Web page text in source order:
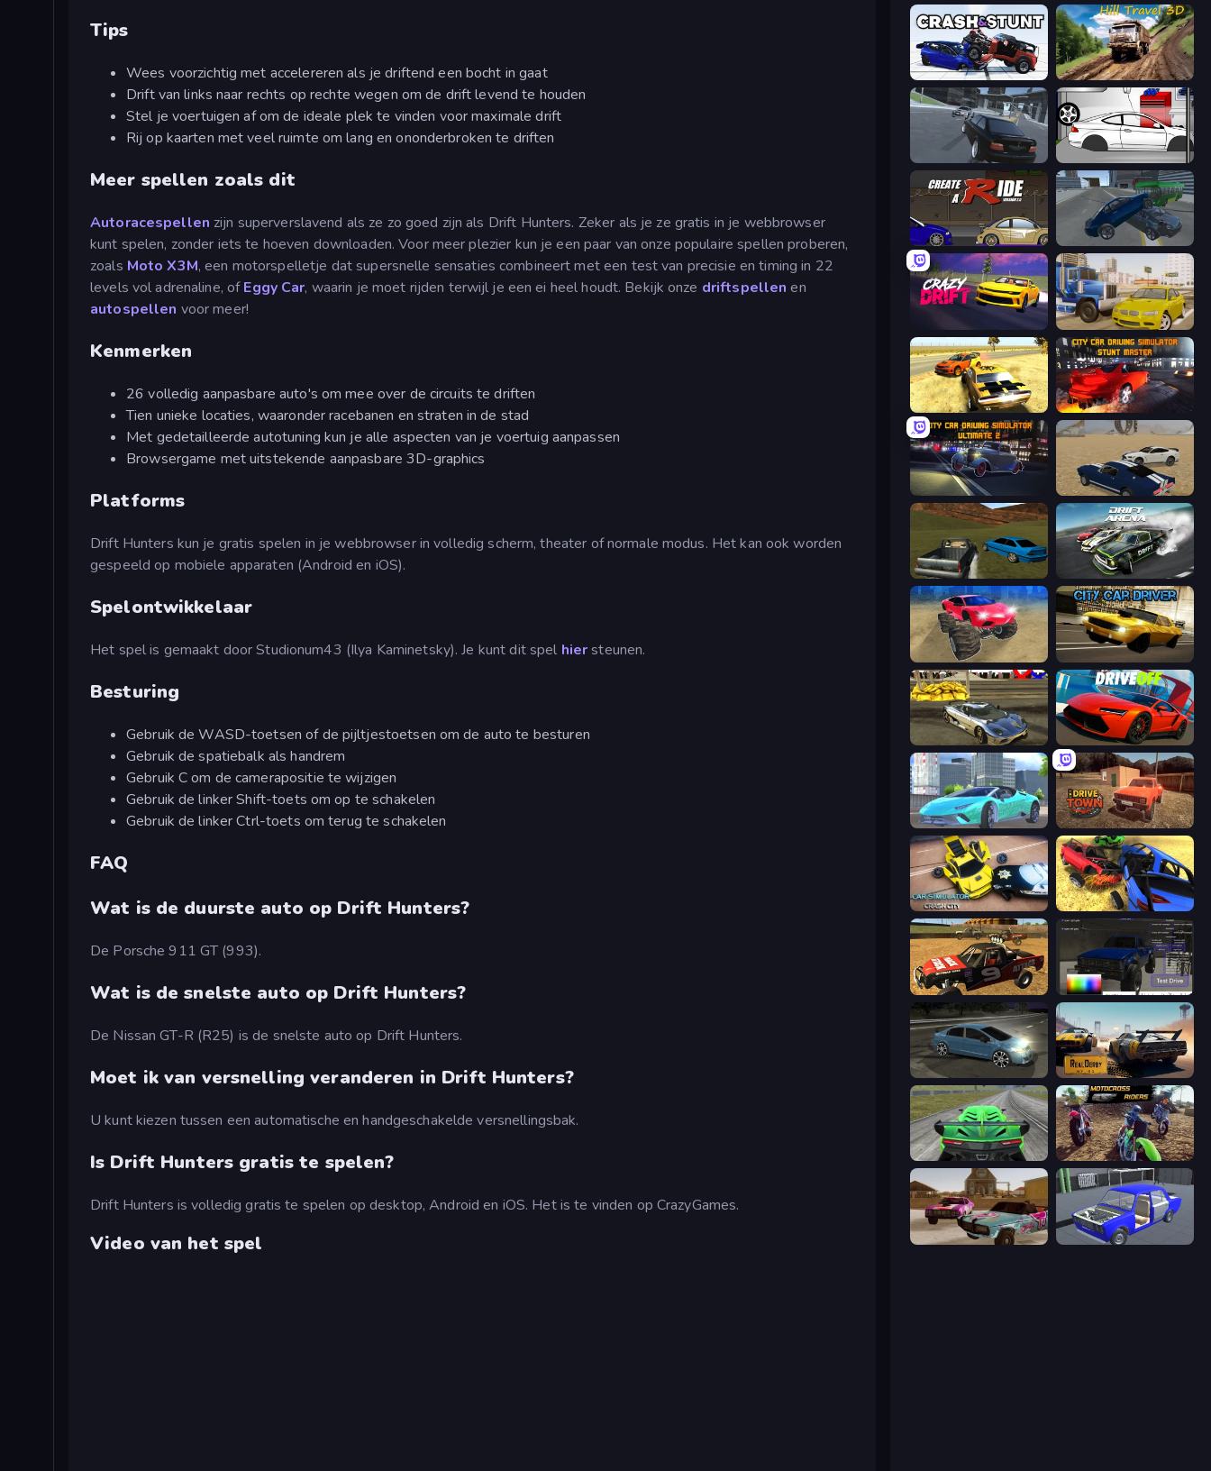
Tips
Wees voorzichtig met accelereren als je driftend een bocht in gaat
Drift van links naar rechts op rechte wegen om de drift levend te houden
Stel je voertuigen af om de ideale plek te vinden voor maximale drift
Rij op kaarten met veel ruimte om lang en ononderbroken te driften
Meer spellen zoals dit
Autoracespellen zijn superverslavend als ze zo goed zijn als Drift Hunters. Zeker als je ze gratis in je webbrowser
kunt spelen, zonder iets te hoeven downloaden. Voor meer plezier kun je een paar van onze populaire spellen proberen,
zoals Moto X3M, een motorspelletje dat supersnelle sensaties combineert met een test van precisie en timing in 22
levels vol adrenaline, ofEggy Car, waarin je moet rijden terwijl je een ei heel houdt. Bekijk onze driftspellen en
autospellen voor meer!
Kenmerken
26 volledig aanpasbare auto's om mee over de circuits te driften
Tien unieke locaties, waaronder racebanen en straten in de stad
Met gedetailleerde autotuning kun je alle aspecten van je voertuig aanpassen
Browsergame met uitstekende aanpasbare 3D-graphics
Platforms
Drift Hunters kun je gratis spelen in je webbrowser in volledig scherm, theater of normale modus. Het kan ook worden
gespeeld op mobiele apparaten (Android en iOS).
Spelontwikkelaar
Het spel is gemaakt door Studionum43 (Ilya Kaminetsky). Je kunt dit spel hiersteunen.
Besturing
Gebruik de WASD-toetsen of de pijltjestoetsen om de auto te besturen
Gebruik de spatiebalk als handrem
Gebruik C om de camerapositie te wijzigen
Gebruik de linker Shift-toets om op te schakelen
Gebruik de linker Ctrl-toets om terug te schakelen
FAQ
Wat is de duurste auto op Drift Hunters?
De Porsche 911 GT (993).
Wat is de snelste auto op Drift Hunters?
De Nissan GT-R (R25) is de snelste auto op Drift Hunters.
Moet ik van versnelling veranderen in Drift Hunters?
U kunt kiezen tussen een automatische en handgeschakelde versnellingsbak.
Is Drift Hunters gratis te spelen?
Drift Hunters is volledig gratis te spelen op desktop, Android en iOS. Het is te vinden op CrazyGames.
Video van het spel
Crash & Stunt Hill Travel 3D
Transporter Hot Pursuit Drag Racer V2
Create-A-Ride Offroader V6
Crazy Drift Crazy Car Stunts
3D Car Simulator
Crazy Stunt Cars
RCC Stunt Cars Drift Arena
City Car Driver
Crazy Car Stunts 3D DriveOff
Real City Driver DriveTown
Car Simulator: Crash City Car Crash Simulator Royale
Offroad Dirt Racing 3D Car Inspector: Truck
Drift Club RealDerby - Crash Day
Speed Racing Pro 2 MotoCross Riders
Village Car Stunts Taz Mechanic Simulator